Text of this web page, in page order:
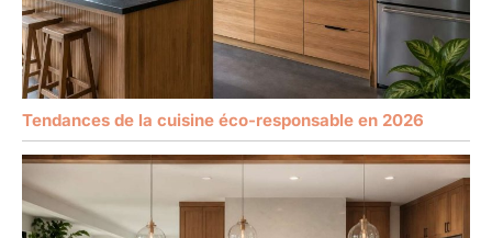
Tendances de la cuisine éco-responsable en 2026